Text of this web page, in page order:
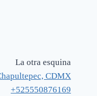
La otra esquina
CDMX
+525550876169